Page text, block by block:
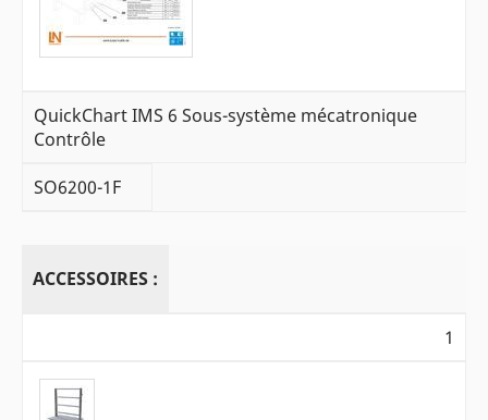
QuickChart IMS 6 Sous-système mécatronique
Contrôle
SO6200-1F
ACCESSOIRES :
1